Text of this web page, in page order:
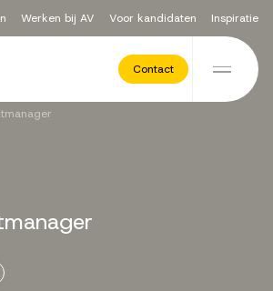
Werken bij AV Voor kandidaten Inspiratie
Contact